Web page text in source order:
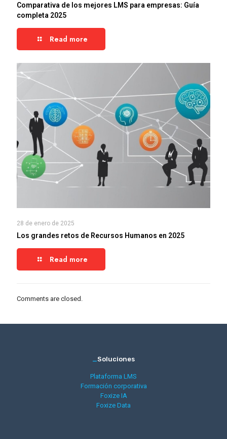
Comparativa de los mejores LMS para empresas: Guía
completa 2025
Read more
28 de enero de 2025
Los grandes retos de Recursos Humanos en 2025
Read more
Comments are closed.
_Soluciones
Plataforma LMS
Formación corporativa
Foxize IA
Foxize Data